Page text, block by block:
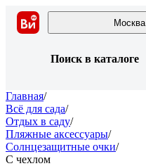
Москва
Поиск в каталоге
Главная/
Всё для сада/
Отдых в саду/
Пляжные аксессуары/
Солнцезащитные очки/
С чехлом